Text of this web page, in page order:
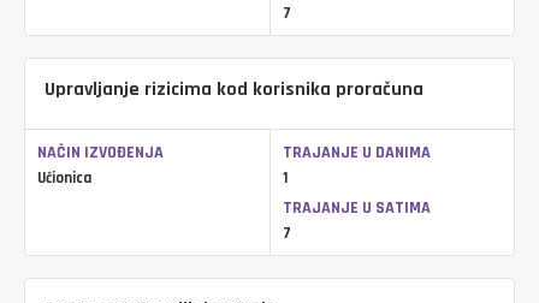
7
Upravljanje rizicima kod korisnika proračuna
NAČIN IZVOĐENJA
Učionica
TRAJANJE U DANIMA
1
TRAJANJE U SATIMA
7